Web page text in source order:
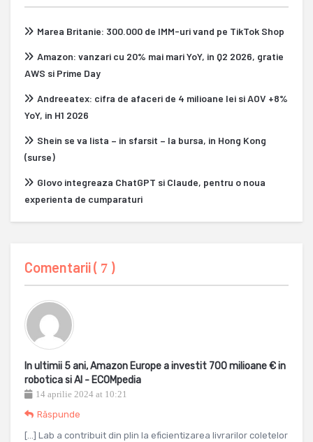
Marea Britanie: 300.000 de IMM-uri vand pe TikTok Shop
Amazon: vanzari cu 20% mai mari YoY, in Q2 2026, gratie
AWS si Prime Day
Andreeatex: cifra de afaceri de 4 milioane lei si AOV +8%
YoY, in H1 2026
Shein se va lista – in sfarsit – la bursa, in Hong Kong
(surse)
Glovo integreaza ChatGPT si Claude, pentru o noua
experienta de cumparaturi
Comentarii ( 7 )
In ultimii 5 ani, Amazon Europe a investit 700 milioane € in
robotica si AI - ECOMpedia
14 aprilie 2024 at 10:21
Răspunde
[…] Lab a contribuit din plin la eficientizarea livrarilor coletelor